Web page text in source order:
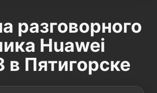
разговорного
Huawei
в Пятигорске